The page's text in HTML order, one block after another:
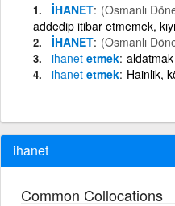
İHANET (Osmanlı
addedip itibar etmemek,
İHANET (Osmanlı
ihanet etmek aldatmak
ihanet etmek Hainlik,
ihanet
Common Collocations